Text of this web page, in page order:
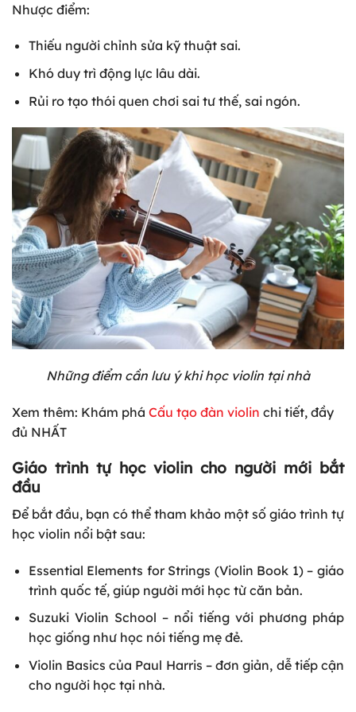
Nhược điểm:
Thiếu người chỉnh sửa kỹ thuật sai.
Khó duy trì động lực lâu dài.
Rủi ro tạo thói quen chơi sai tư thế, sai ngón.
Những điểm cần lưu ý khi học violin tại nhà
Xem thêm: Khám phá Cấu tạo đàn violin chi tiết, đầy
đủ NHẤT
Giáo trình tự học violin cho người mới bắt
đầu
Để bắt đầu, bạn có thể tham khảo một số giáo trình tự
học violin nổi bật sau:
Essential Elements for Strings (Violin Book 1) – giáo
trình quốc tế, giúp người mới học từ căn bản.
Suzuki Violin School – nổi tiếng với phương pháp
học giống như học nói tiếng mẹ đẻ.
Violin Basics của Paul Harris – đơn giản, dễ tiếp cận
cho người học tại nhà.